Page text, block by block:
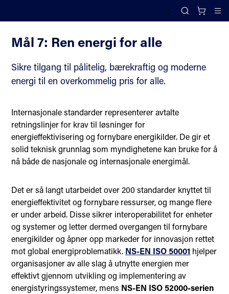
;
Search
Mål 7: Ren energi for alle
Sikre tilgang til pålitelig, bærekraftig og moderne
energi til en overkommelig pris for alle.
Internasjonale standarder representerer avtalte
retningslinjer for krav til løsninger for
energieffektivisering og fornybare energikilder. De gir et
solid teknisk grunnlag som myndighetene kan bruke for å
nå både de nasjonale og internasjonale energimål.
Det er så langt utarbeidet over 200 standarder knyttet til
energieffektivitet og fornybare ressurser, og mange flere
er under arbeid. Disse sikrer interoperabilitet for enheter
og systemer og letter dermed overgangen til fornybare
energikilder og åpner opp markeder for innovasjon rettet
mot global energiproblematikk. NS-EN ISO 50001 hjelper
organisasjoner av alle slag å utnytte energien mer
effektivt gjennom utvikling og implementering av
energistyringssystemer, mens NS-EN ISO 52000-serien